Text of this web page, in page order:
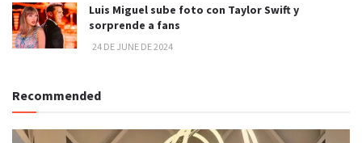
Luis Miguel sube foto con Taylor Swift y
sorprende a fans
24 DE JUNE DE 2024
Recommended